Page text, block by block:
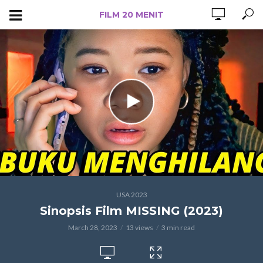
FILM 20 MENIT
USA 2023
Sinopsis Film MISSING (2023)
March 28, 2023 13 views 3 min read